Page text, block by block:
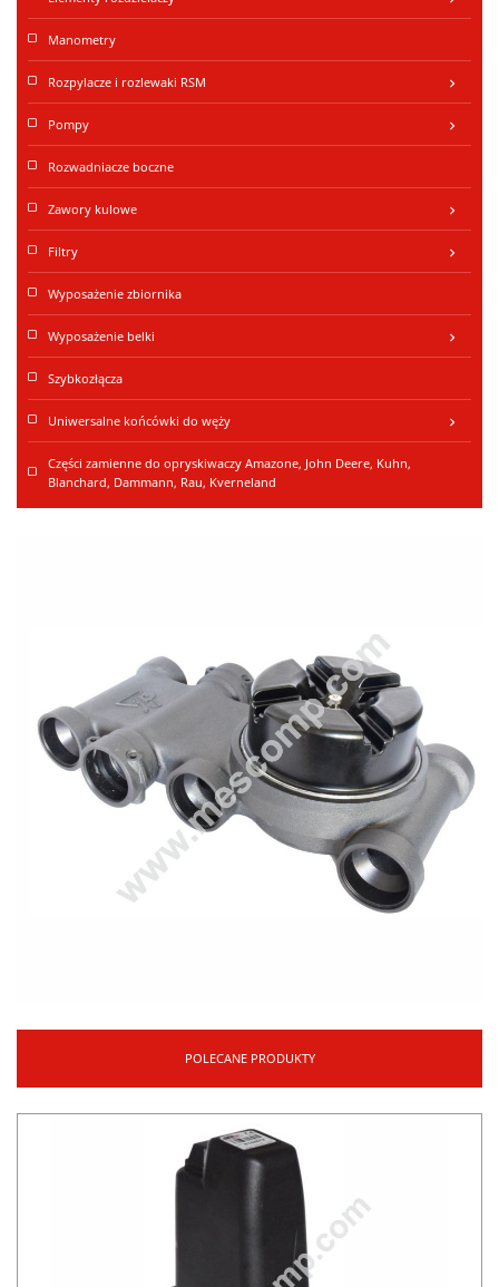
Manometry
Rozpylacze i rozlewaki RSM keyboard_arrow_right
Pompy keyboard_arrow_right
Rozwadniacze boczne
Zawory kulowe keyboard_arrow_right
Filtry keyboard_arrow_right
Wyposażenie zbiornika
Wyposażenie belki keyboard_arrow_right
Szybkozłącza
Uniwersalne końcówki do węży keyboard_arrow_right
Części zamienne do opryskiwaczy Amazone, John Deere, Kuhn,
Blanchard, Dammann, Rau, Kverneland
POLECANE PRODUKTY